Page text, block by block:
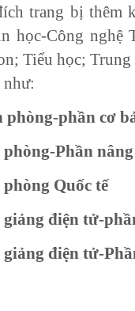
trang bị thêm
học-Công nghệ
Tiểu học;
phòng-phần cơ
Phần
Quốc tế
điện tử-
điện tử-